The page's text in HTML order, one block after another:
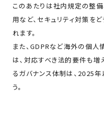
このあたりは社内規定の整備
用など、セキュリティ対策を
れます。
また、GDPRなど海外の個
は、対応すべき法的要件も増
るガバナンス体制は、2025
う。